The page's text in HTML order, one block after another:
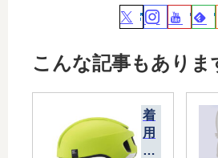
こんな記事もありま
着
用
努